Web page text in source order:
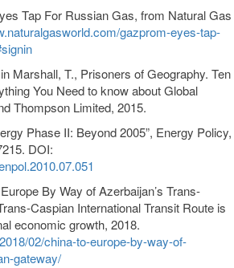
Tap For Russian Gas, from Natural Gas
gazprom-eyes-tap-
Marshall, T., Prisoners of Geography. Ten
You Need to know about Global
Thompson Limited, 2015.
Phase II: Beyond 2005”, Energy Policy,
DOI:
By Way of Azerbaijan’s Trans-
Caspian International Transit Route is
economic growth, 2018.
02/china-to-europe-by-way-of-
gateway/